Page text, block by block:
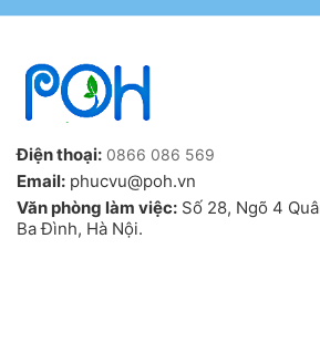
Điện thoại: 0866 086 569
Email: phucvu@poh.vn
Văn phòng làm việc: Số 28, Ngõ 4
Ba Đình, Hà Nội.